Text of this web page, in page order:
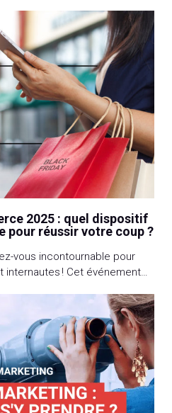
en une marque personnelle,
renforcer votre visibilité et
forces, définir des cibles,
[…]
2025 : quel dispositif
pour réussir votre coup ?
vous incontournable pour
! Cet événement
premiers d’écouler leurs
d’affaires et aux seconds
Ça commence quand ?
A l’approche […]